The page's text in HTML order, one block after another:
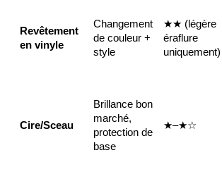
Revêtement
en vinyle
Changement
de couleur +
style
★★ (légère
éraflure
uniquement)
Cire/Sceau
Brillance bon
marché,
protection de
base
★–★☆